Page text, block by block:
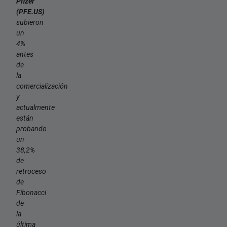
(PFE.US)
subieron
un
4%
antes
de
la
comercialización
y
actualmente
están
probando
un
38,2%
de
retroceso
de
Fibonacci
de
la
última